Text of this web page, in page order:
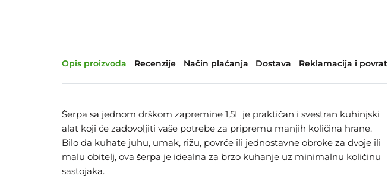
Opis proizvoda Recenzije Način plaćanja Dostava Reklamacija i povrat
Šerpa sa jednom drškom zapremine 1,5L je praktičan i svestran kuhinjski
alat koji će zadovoljiti vaše potrebe za pripremu manjih količina hrane.
Bilo da kuhate juhu, umak, rižu, povrće ili jednostavne obroke za dvoje ili
malu obitelj, ova šerpa je idealna za brzo kuhanje uz minimalnu količinu
sastojaka.